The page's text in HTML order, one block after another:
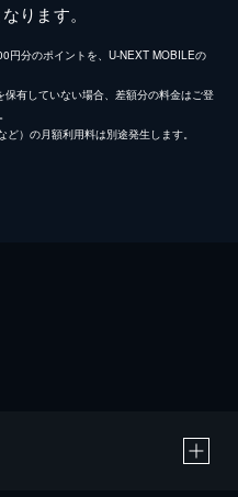
ります。
円分のポイントを、U-NEXT MOBILEの
有していない場合、差額分の料金はご登
）の月額利用料は別途発生します。